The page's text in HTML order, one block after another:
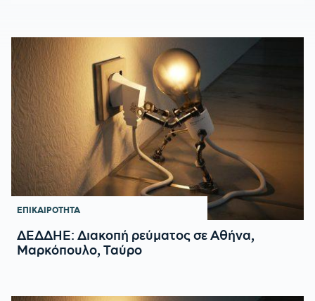
ΕΠΙΚΑΙΡΟΤΗΤΑ
ΔΕΔΔΗΕ: Διακοπή ρεύματος σε Αθήνα,
Μαρκόπουλο, Ταύρο